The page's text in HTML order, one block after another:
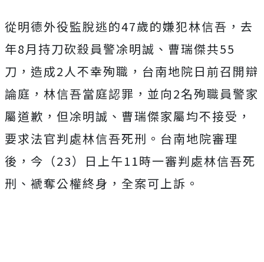
從明德外役監脫逃的47歲的嫌犯林信吾，去
年8月持刀砍殺員警凃明誠、曹瑞傑共55
刀，造成2人不幸殉職，台南地院日前召開辯
論庭，林信吾當庭認罪，並向2名殉職員警家
屬道歉，但凃明誠、曹瑞傑家屬均不接受，
要求法官判處林信吾死刑。台南地院審理
後，今（23）日上午11時一審判處林信吾死
刑、褫奪公權終身，全案可上訴。